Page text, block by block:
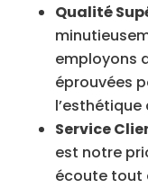
Qualité
employons
éprouvées
Service
est notre
écoute tout